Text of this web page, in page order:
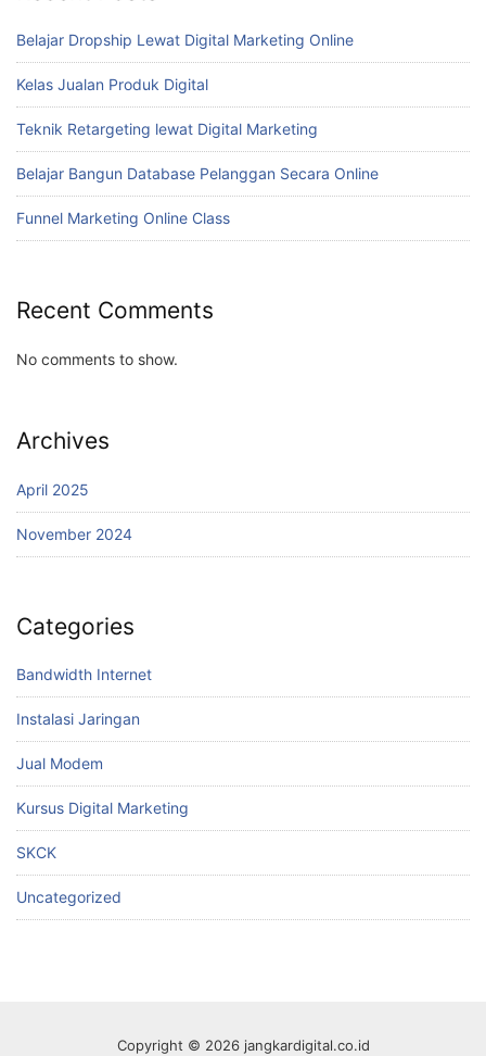
Belajar Dropship Lewat Digital Marketing Online
Kelas Jualan Produk Digital
Teknik Retargeting lewat Digital Marketing
Belajar Bangun Database Pelanggan Secara Online
Funnel Marketing Online Class
Recent Comments
No comments to show.
Archives
April 2025
November 2024
Categories
Bandwidth Internet
Instalasi Jaringan
Jual Modem
Kursus Digital Marketing
SKCK
Uncategorized
Copyright © 2026 jangkardigital.co.id